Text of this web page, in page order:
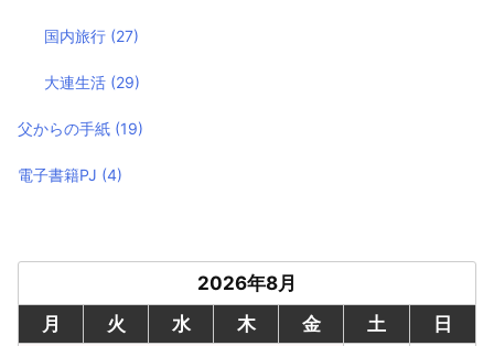
国内旅行 (27)
大連生活 (29)
父からの手紙 (19)
電子書籍PJ (4)
2026年8月
月
火 水 木 金 土
日